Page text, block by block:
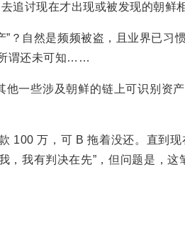
追讨现在才出现或被发现的朝鲜
？自然是频频被盗，且业界已习
谓还未可知……
一些涉及朝鲜的链上可识别资
100 万，可 B 拖着没还。直到
，我有判决在先”，但问题是，这